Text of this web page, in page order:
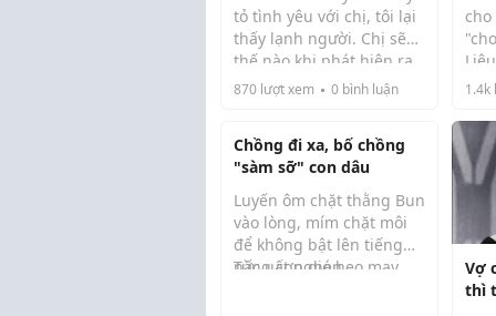
tỏ tình yêu với chị, tôi lại
thấy lạnh người. Chị sẽ
thế nào khi phát hiện ra
góc tối đáng sợ của
chưa chồng ở công ...
870 lượt xem 0 bình luận
chị
1.4k
Chồng đi xa, bố chồng
"sàm sỡ" con dâu
Luyến ôm chặt thằng Bun
vào lòng, mím chặt môi
để không bật lên tiếng
nấc uất nghẹn.
Từng cơn gió heo may
Vợ
thì